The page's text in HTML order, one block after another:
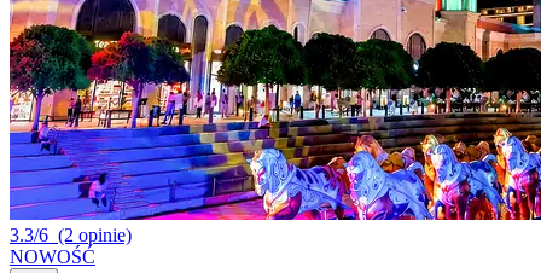
3.3/6 (2 opinie)
NOWOŚĆ